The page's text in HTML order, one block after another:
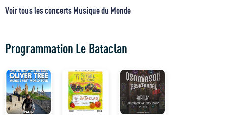
Voir tous les concerts Musique du Monde
Programmation Le Bataclan